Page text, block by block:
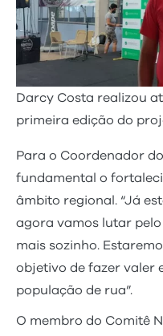
Darcy Costa realizou
primeira edição do
Para o Coordenador
fundamental o
âmbito regional. “Já
agora vamos lutar pelo
mais sozinho.
objetivo de fazer valer
população de rua”.
O membro do Comitê